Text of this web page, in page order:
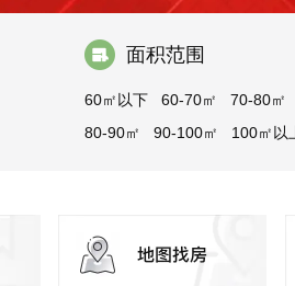
面积范围
60㎡以下 60-70㎡
70-80㎡
80-90㎡
90-100㎡ 100㎡以